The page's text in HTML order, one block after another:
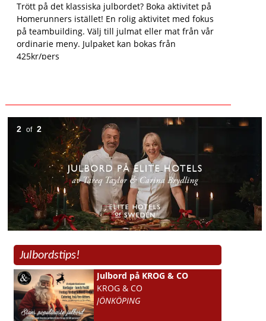
Trött på det klassiska julbordet? Boka aktivitet på
Homerunners istället! En rolig aktivitet med fokus
på teambuilding. Välj till julmat eller mat från vår
ordinarie meny. Julpaket kan bokas från
425kr/pers
2 of 2
Julbordstips!
Julbord på KROG & CO
KROG & CO
JÖNKÖPING